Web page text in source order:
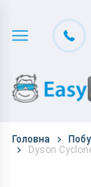
Головна
Dyson